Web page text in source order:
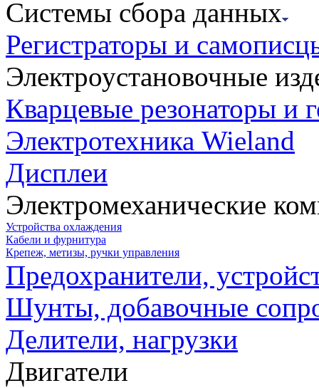
Системы сбора данных
Регистраторы и
Электроустановочные
Кварцевые резонаторы и
Электротехника Wieland
Дисплеи
Электромеханические
Устройства охлаждения
Кабели и фурнитура
Крепеж, метизы, ручки управления
Предохранители,
Шунты, добавочные
Делители, нагрузки
Двигатели